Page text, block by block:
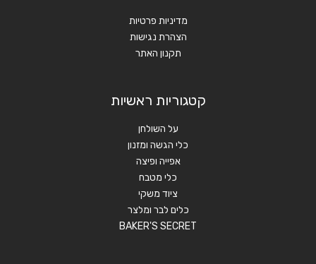
מדיניות פרטיות
הצהרת נגישות
תקנון האתר
קטגוריות ראשיות
על השולחן
כלי הגשה ומזנון
אפייה ופיצה
כלי מטבח
ציוד משקי
כלים לבר ומלצר
BAKER'S SECRET